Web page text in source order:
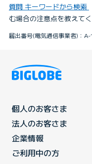
質問 キーワードから検索
む場合の注意点を教えてく
届出番号(電気通信事業者)：
個人のお客さま
法人のお客さま
企業情報
ご利用中の方